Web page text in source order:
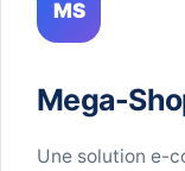
MS
Mega-
Une solution e-